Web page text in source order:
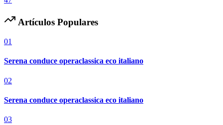
Artículos Populares
01
Serena conduce operaclassica eco italiano
02
Serena conduce operaclassica eco italiano
03